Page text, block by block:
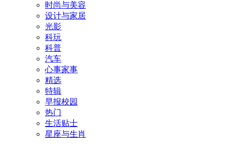
时尚与美容
设计与家居
光影
科玩
科普
汽车
心事家事
精选
特辑
早报校园
热门
生活贴士
星座与生肖